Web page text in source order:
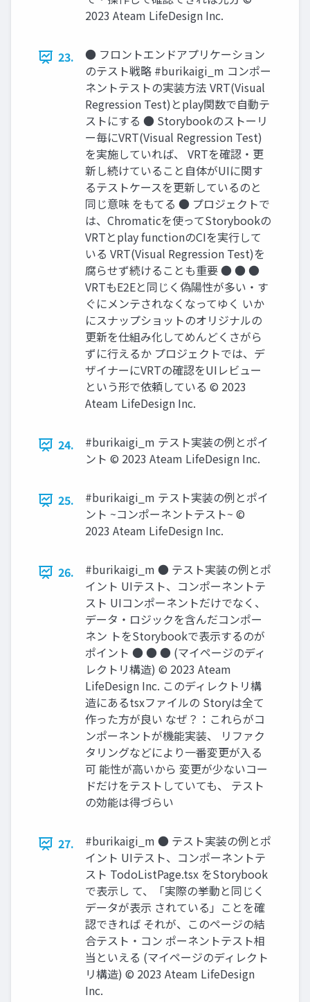
2023 Ateam LifeDesign Inc.
23.
● フロントエンドアプリケーション
のテスト戦略 #burikaigi_m コンポー
ネントテストの実装⽅法 VRT(Visual
Regression Test)とplay関数で⾃動テ
ストにする ● Storybookのストーリ
ー毎にVRT(Visual Regression Test)
を実施していれば、 VRTを確認‧更
新し続けていること⾃体がUIに関す
るテストケースを更新しているのと
同じ意味 をもてる ● プロジェクトで
は、Chromaticを使ってStorybookの
VRTとplay functionのCIを実⾏して
いる VRT(Visual Regression Test)を
腐らせず続けることも重要 ● ● ●
VRTもE2Eと同じく偽陽性が多い‧す
ぐにメンテされなくなってゆく いか
にスナップショットのオリジナルの
更新を仕組み化してめんどくさがら
ずに⾏えるか プロジェクトでは、デ
ザイナーにVRTの確認をUIレビュー
という形で依頼している © 2023
Ateam LifeDesign Inc.
24.
#burikaigi_m テスト実装の例とポイ
ント © 2023 Ateam LifeDesign Inc.
25.
#burikaigi_m テスト実装の例とポイ
ント ~コンポーネントテスト~ ©
2023 Ateam LifeDesign Inc.
26.
#burikaigi_m ● テスト実装の例とポ
イント UIテスト、コンポーネントテ
スト UIコンポーネントだけでなく、
データ‧ロジックを含んだコンポー
ネン トをStorybookで表⽰するのが
ポイント ● ● ● (マイページのディ
レクトリ構造) © 2023 Ateam
LifeDesign Inc. このディレクトリ構
造にあるtsxファイルの Storyは全て
作った⽅が良い なぜ？：これらがコ
ンポーネントが機能実装、 リファク
タリングなどにより⼀番変更が⼊る
可 能性が⾼いから 変更が少ないコー
ドだけをテストしていても、 テスト
の効能は得づらい
27.
#burikaigi_m ● テスト実装の例とポ
イント UIテスト、コンポーネントテ
スト TodoListPage.tsx をStorybook
で表⽰し て、「実際の挙動と同じく
データが表⽰ されている」ことを確
認できれば それが、このページの結
合テスト‧コン ポーネントテスト相
当といえる (マイページのディレクト
リ構造) © 2023 Ateam LifeDesign
Inc.